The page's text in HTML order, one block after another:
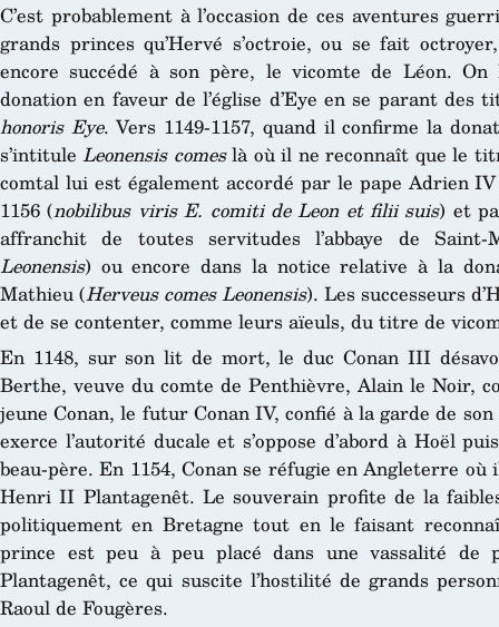
C’est probablement à l’occasion de ces aventures
grands princes qu’Hervé s’octroie, ou se fait
encore succédé à son père, le vicomte de Léon.
donation en faveur de l’église d’Eye en se parant des
honoris Eye. Vers 1149-1157, quand il confirme la
s’intituleLeonensis comeslà où il ne reconnaît que le
comtal lui est également accordé par le pape Adrien
1156 (nobilibus viris E. comiti de Leon et filii suis) et
affranchit de toutes servitudes l’abbaye de
Leonensis) ou encore dans la notice relative à la
Mathieu (Herveus comes Leonensis). Les successeurs
et de se contenter, comme leurs aïeuls, du titre de
En 1148, sur son lit de mort, le duc Conan III
Berthe, veuve du comte de Penthièvre, Alain le Noir,
jeune Conan, le futur Conan IV, confié à la garde de
exerce l’autorité ducale et s’oppose d’abord à Hoël
beau-père. En 1154, Conan se réfugie en Angleterre
Henri II Plantagenêt. Le souverain profite de la
politiquement en Bretagne tout en le faisant
prince est peu à peu placé dans une vassalité
Plantagenêt, ce qui suscite l’hostilité de grands
Raoul de Fougères.